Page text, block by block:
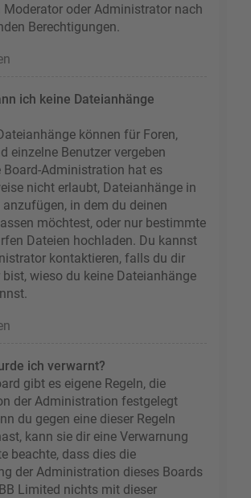
Moderator oder Administrator nach
Berechtigungen.
ich keine Dateianhänge
können für Foren,
einzelne Benutzer vergeben
Board-Administration hat es
nicht erlaubt, Dateianhänge in
in dem du deinen
möchtest, oder nur bestimmte
Dateien hochladen. Du kannst
kontaktieren, falls du dir
wieso du keine Dateianhänge
ich verwarnt?
gibt es eigene Regeln, die
der Administration festgelegt
du gegen eine dieser Regeln
kann sie dir eine Verwarnung
beachte, dass dies die
der Administration dieses Boards
Limited nichts mit dieser